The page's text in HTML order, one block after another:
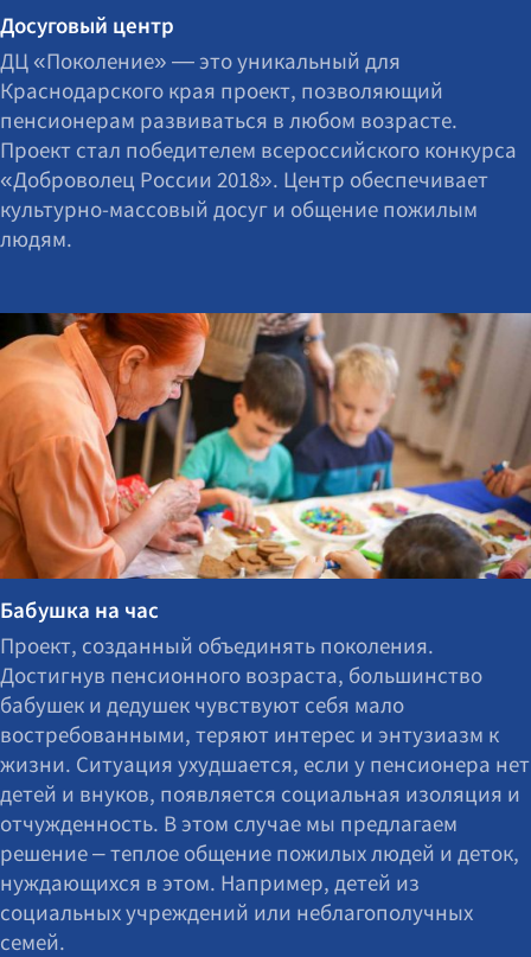
Досуговый центр
ДЦ «Поколение» — это уникальный для
Краснодарского края проект, позволяющий
пенсионерам развиваться в любом возрасте.
Проект стал победителем всероссийского конкурса
«Доброволец России 2018». Центр обеспечивает
культурно-массовый досуг и общение пожилым
людям.
Бабушка на час
Проект, созданный объединять поколения.
Достигнув пенсионного возраста, большинство
бабушек и дедушек чувствуют себя мало
востребованными, теряют интерес и энтузиазм к
жизни. Ситуация ухудшается, если у пенсионера нет
детей и внуков, появляется социальная изоляция и
отчужденность. В этом случае мы предлагаем
решение – теплое общение пожилых людей и деток,
нуждающихся в этом. Например, детей из
социальных учреждений или неблагополучных
семей.